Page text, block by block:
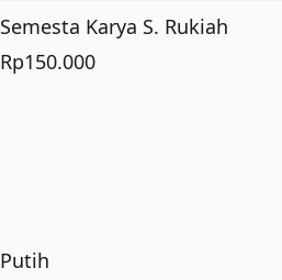
Semesta Karya S. Rukiah
Rp150.000
Putih